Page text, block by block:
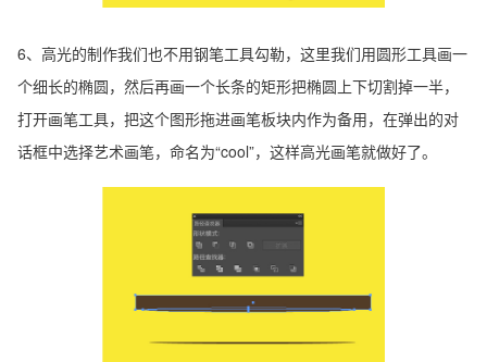
6、高光的制作我们也不用钢笔工具勾勒，这里我们用圆形工具画一
个细长的椭圆，然后再画一个长条的矩形把椭圆上下切割掉一半，
打开画笔工具，把这个图形拖进画笔板块内作为备用，在弹出的对
话框中选择艺术画笔，命名为“cool”，这样高光画笔就做好了。